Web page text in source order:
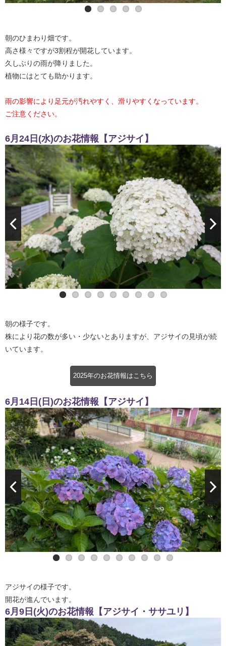
朝のひまわり畑です。
高さ様々ですが3割程が開花しています。
久しぶりの雨が降りました。
植物にはとても助かります。
雨の影響により足元が汚れやすく、滑りやすくなっています。
ご注意ください。
6月24日(水)のお花情報【アジサイ】
朝の様子です。
株により花の数が多い・少ないとありますが、アジサイの見頃が続
いています。
2025年のお花情報はこちら
6月14日(日)のお花情報【アジサイ】
アジサイの様子です。
開花が進んでいます。
6月9日(火)のお花情報【アジサイ・ササユリ】